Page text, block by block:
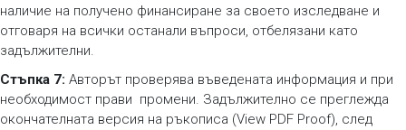
наличие на получено финансиране за своето изследване и
отговаря на всички останали въпроси, отбелязани като
задължителни.
Стъпка 7: Авторът проверява въведената информация и при
необходимост прави промени. Задължително се преглежда
окончателната версия на ръкописа (View PDF Proof), след